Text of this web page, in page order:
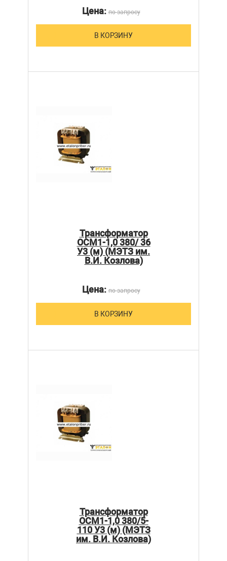
Цена:по запросу
В КОРЗИНУ
Трансформатор
ОСМ1-1,0 380/ 36
У3 (м) (МЭТЗ им.
В.И. Козлова)
Цена:по запросу
В КОРЗИНУ
Трансформатор
ОСМ1-1,0 380/5-
110 У3 (м) (МЭТЗ
им. В.И. Козлова)